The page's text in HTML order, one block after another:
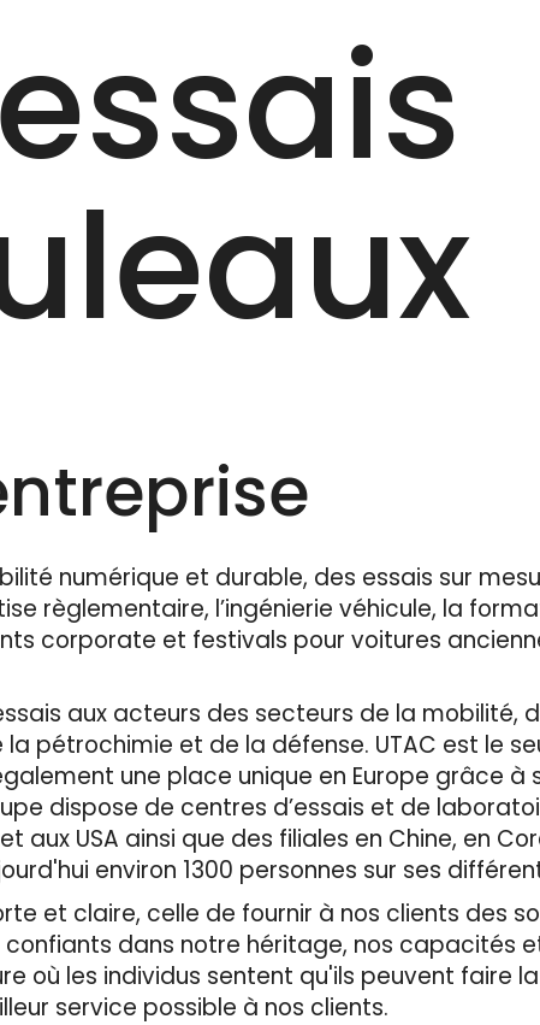
numérique et durable, des essais sur
règlementaire, l’ingénierie véhicule, la
corporate et festivals pour voitures
aux acteurs des secteurs de la mobilité,
pétrochimie et de la défense. UTAC est le
une place unique en Europe grâce à
dispose de centres d’essais et de
aux USA ainsi que des filiales en Chine, en
environ 1300 personnes sur ses
et claire, celle de fournir à nos clients des
dans notre héritage, nos capacités
où les individus sentent qu'ils peuvent faire
service possible à nos clients.